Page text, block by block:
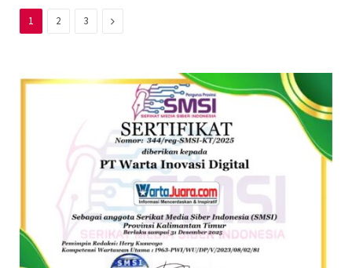
1 2 3 Next